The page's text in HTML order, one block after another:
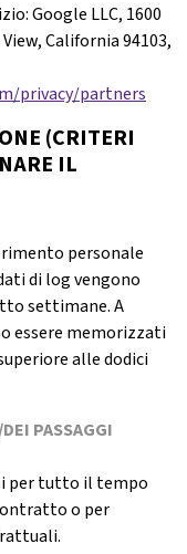
Google LLC, 1600
California 94103,
privacy/partners
(CRITERI
IL
personale
di log vengono
settimane. A
essere memorizzati
alle dodici
PASSAGGI
per tutto il tempo
o per